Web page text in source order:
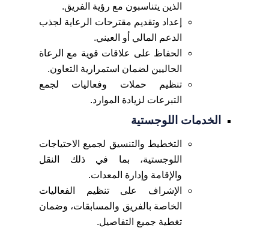
الذين يتناسبون مع رؤية الفريق.
إعداد وتقديم مقترحات الرعاية لجذب
الدعم المالي أو العيني.
الحفاظ على علاقات قوية مع الرعاة
الحاليين لضمان استمرارية التعاون.
تنظيم حملات وفعاليات لجمع
التبرعات لزيادة الموارد.
الخدمات اللوجستية
التخطيط والتنسيق لجميع الاحتياجات
اللوجستية، بما في ذلك النقل
والإقامة وإدارة المعدات.
الإشراف على تنظيم الفعاليات
الخاصة بالفريق والمسابقات، وضمان
تغطية جميع التفاصيل.